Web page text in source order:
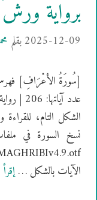
برواية
2025-12-09بقلم
عدد
الشكل التام،
نسخ السورة في
الآيات بالشكل …